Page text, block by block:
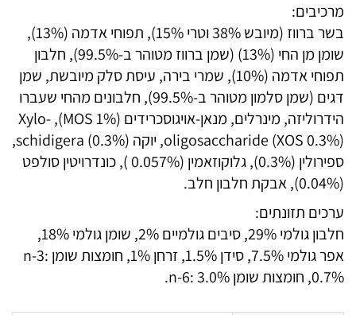
מרכיבים:
בשר ברווז (מיובש 38% וטרי 15%), תפוחי אדמה (13%),
שומן מן החי (13%) (שמן ברווז מטוהר ב-99.5%), חלבון
תפוחי אדמה (10%), שמרי בירה, עיסת סלק מיובשת, שמן
דגים (שמן סלמון מטוהר ב-99.5%), חלבונים מהחי שעברו
הידרוליזה, מינרלים, מנאן-אויגוסכרידים (MOS 1%), Xylo-
oligosaccharide (XOS 0.3%), יוקה schidigera (0.3%),
ספירולין (0.3%), גלוקוזאמין (0.057% ), כונדרויטין סולפט
(0.04%), אבקת חלבון חלב.
ערכים תזונתים:
חלבון גולמי 29%, סיבים גולמיים 2%, שומן גולמי 18%,
אפר גולמי 7.5%, סידן 1.5%, זרחן 1%, חומצות שומן n-3:
0.7%, חומצות שומן n-6: 3.0%.